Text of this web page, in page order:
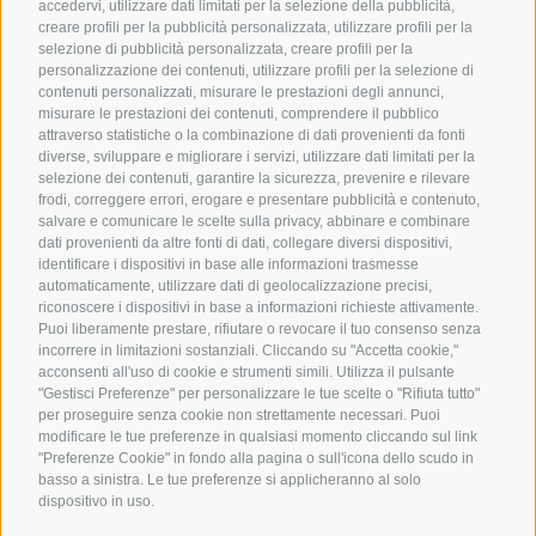
accedervi, utilizzare dati limitati per la selezione della pubblicità,
creare profili per la pubblicità personalizzata, utilizzare profili per la
selezione di pubblicità personalizzata, creare profili per la
personalizzazione dei contenuti, utilizzare profili per la selezione di
contenuti personalizzati, misurare le prestazioni degli annunci,
misurare le prestazioni dei contenuti, comprendere il pubblico
attraverso statistiche o la combinazione di dati provenienti da fonti
diverse, sviluppare e migliorare i servizi, utilizzare dati limitati per la
selezione dei contenuti, garantire la sicurezza, prevenire e rilevare
frodi, correggere errori, erogare e presentare pubblicità e contenuto,
salvare e comunicare le scelte sulla privacy, abbinare e combinare
dati provenienti da altre fonti di dati, collegare diversi dispositivi,
identificare i dispositivi in base alle informazioni trasmesse
automaticamente, utilizzare dati di geolocalizzazione precisi,
riconoscere i dispositivi in base a informazioni richieste attivamente.
Puoi liberamente prestare, rifiutare o revocare il tuo consenso senza
incorrere in limitazioni sostanziali. Cliccando su "Accetta cookie,"
acconsenti all'uso di cookie e strumenti simili. Utilizza il pulsante
"Gestisci Preferenze" per personalizzare le tue scelte o "Rifiuta tutto"
per proseguire senza cookie non strettamente necessari. Puoi
modificare le tue preferenze in qualsiasi momento cliccando sul link
"Preferenze Cookie" in fondo alla pagina o sull'icona dello scudo in
basso a sinistra. Le tue preferenze si applicheranno al solo
dispositivo in uso.
Arabian Horses
Event Location
Art and Style
Gatschhof
HOME
ABOUT US
CONTACT US
HORSES